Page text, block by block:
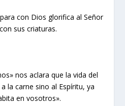
con Dios glorifica al Señor
sus criaturas.
nos aclara que la vida del
la carne sino al Espíritu, ya
en vosotros».